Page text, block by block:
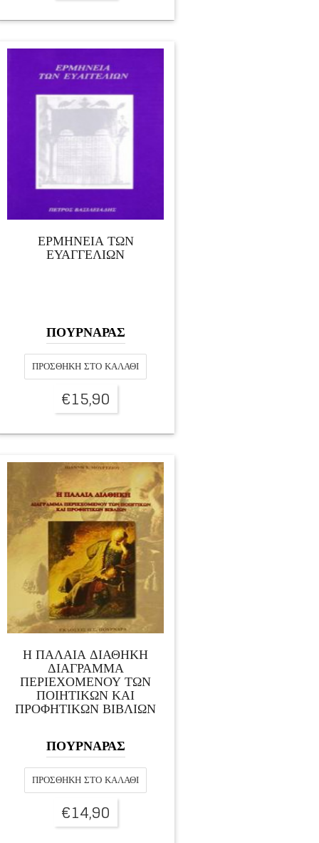
ΕΡΜΗΝΕΙΑ ΤΩΝ
ΕΥΑΓΓΕΛΙΩΝ
ΠΟΥΡΝΑΡΑΣ
ΠΡΟΣΘΉΚΗ ΣΤΟ ΚΑΛΆΘΙ
€15,90
Η ΠΑΛΑΙΑ ΔΙΑΘΗΚΗ
ΔΙΑΓΡΑΜΜΑ
ΠΕΡΙΕΧΟΜΕΝΟΥ ΤΩΝ
ΠΟΙΗΤΙΚΩΝ ΚΑΙ
ΠΡΟΦΗΤΙΚΩΝ ΒΙΒΛΙΩΝ
ΠΟΥΡΝΑΡΑΣ
ΠΡΟΣΘΉΚΗ ΣΤΟ ΚΑΛΆΘΙ
€14,90